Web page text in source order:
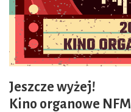
Jeszcze wyżej!
Kino organowe NFM